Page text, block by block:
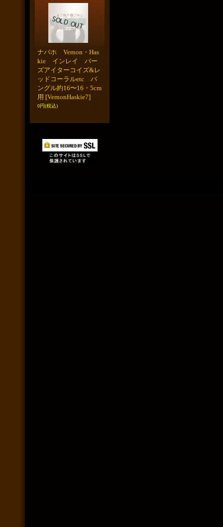
ナバホ Vernon・Has
kie インレイ バー
ズアイターコイズ&レ
ッドコーラルetc バ
ングル約16〜16・5cm
用 [VernonHaskie7]
0円(税込)